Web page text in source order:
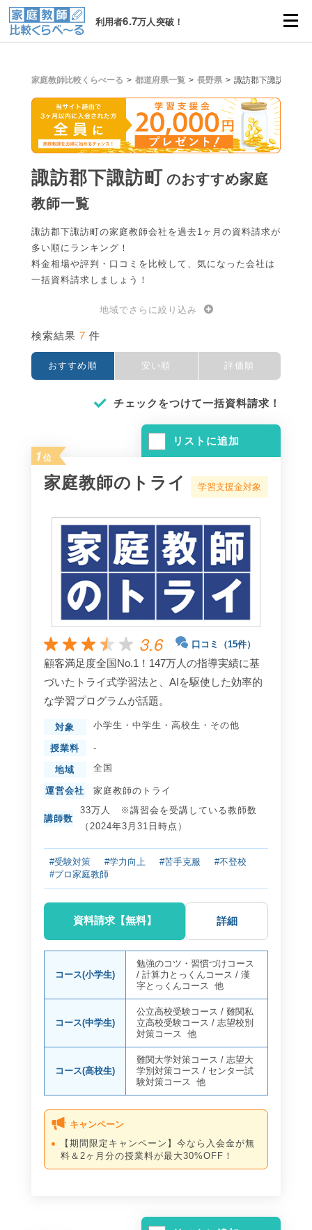
利用者6.7万人突破！
家庭教師比較くらべーる 都道府県一覧 長野県 諏訪郡下諏訪町
諏訪郡下諏訪町 のおすすめ家庭
教師一覧
諏訪郡下諏訪町の家庭教師会社を過去1ヶ月の資料請求が
多い順にランキング！
料金相場や評判・口コミを比較して、気になった会社は
一括資料請求しましょう！
地域でさらに絞り込み
検索結果 7 件
おすすめ順 安い順 評価順
チェックをつけて一括資料請求！
リストに追加
1 位
家庭教師のトライ 学習支援金対象
3.6 口コミ（15件）
顧客満足度全国No.1！147万人の指導実績に基
づいたトライ式学習法と、AIを駆使した効率的
な学習プログラムが話題。
対象 小学生 ・ 中学生 ・ 高校生 ・ その他
授業料 -
地域 全国
運営会社 家庭教師のトライ
講師数
33万人 ※講習会を受講している教師数
（2024年3月31日時点）
#受験対策 #学力向上 #苦手克服
#不登校
#プロ家庭教師
資料請求【無料】 詳細
コース(小学生)
勉強のコツ・習慣づけコース
/計算力とっくんコース /漢
字とっくんコース 他
コース(中学生)
公立高校受験コース /難関私
立高校受験コース /志望校別
対策コース 他
コース(高校生)
難関大学対策コース /志望大
学別対策コース /センター試
験対策コース 他
キャンペーン
【期間限定キャンペーン】今なら入会金が無
料＆2ヶ月分の授業料が最大30%OFF！